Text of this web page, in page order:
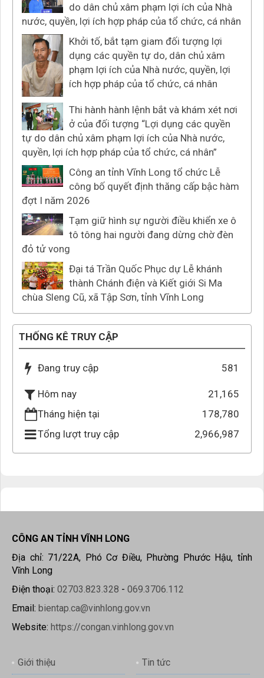
do dân chủ xâm phạm lợi ích của Nhà
nước, quyền, lợi ích hợp pháp của tổ chức, cá nhân
Khởi tố, bắt tạm giam đối tượng lợi
dụng các quyền tự do, dân chủ xâm
phạm lợi ích của Nhà nước, quyền, lợi
ích hợp pháp của tổ chức, cá nhân
Thi hành hành lệnh bắt và khám xét nơi
ở của đối tượng “Lợi dụng các quyền
tự do dân chủ xâm phạm lợi ích của Nhà nước,
quyền, lợi ích hợp pháp của tổ chức, cá nhân”
Công an tỉnh Vĩnh Long tổ chức Lễ
công bố quyết định thăng cấp bậc hàm
đợt I năm 2026
Tạm giữ hình sự người điều khiển xe ô
tô tông hai người đang dừng chờ đèn
đỏ tử vong
Đại tá Trần Quốc Phục dự Lễ khánh
thành Chánh điện và Kiết giới Si Ma
chùa Sleng Cũ, xã Tập Sơn, tỉnh Vĩnh Long
THỐNG KÊ TRUY CẬP
Đang truy cập 581
Hôm nay
21,165
Tháng hiện tại
178,780
Tổng lượt truy cập
2,966,987
CÔNG AN TỈNH VĨNH LONG
Địa chỉ: 71/22A, Phó Cơ Điều, Phường Phước Hậu, tỉnh
Vĩnh Long
Điện thoại: 02703.823.328 - 069.3706.112
Email: bientap.ca@vinhlong.gov.vn
Website: https://congan.vinhlong.gov.vn
Giới thiệu Tin tức